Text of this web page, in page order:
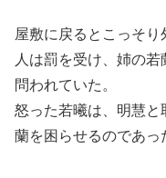
屋敷に戻るとこっそ
人は罰を受け、姉の
問われていた。
怒った若曦は、明慧
蘭を困らせるのであっ